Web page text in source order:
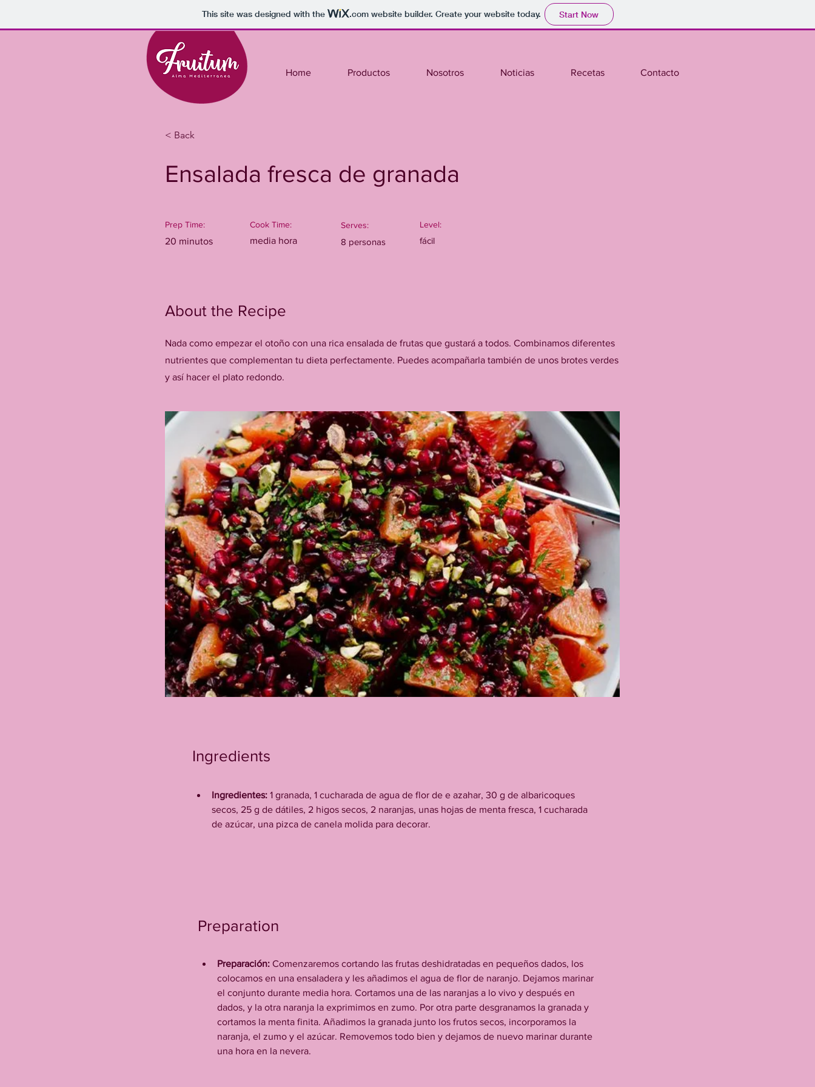
This site was designed with the .comwebsite builder. Create your website today. Start Now
Home Productos Nosotros Noticias Recetas Contacto
< Back
Ensalada fresca de granada
Prep Time:
20 minutos
Cook Time:
media hora
Serves:
8 personas
Level:
fácil
About the Recipe
Nada como empezar el otoño con una rica ensalada de frutas que gustará a todos. Combinamos diferentes
nutrientes que complementan tu dieta perfectamente. Puedes acompañarla también de unos brotes verdes
y así hacer el plato redondo.
Ingredients
Ingredientes: 1 granada, 1 cucharada de agua de flor de e azahar, 30 g de albaricoques
secos, 25 g de dátiles, 2 higos secos, 2 naranjas, unas hojas de menta fresca, 1 cucharada
de azúcar, una pizca de canela molida para decorar.
Preparation
Preparación: Comenzaremos cortando las frutas deshidratadas en pequeños dados, los
colocamos en una ensaladera y les añadimos el agua de flor de naranjo. Dejamos marinar
el conjunto durante media hora. Cortamos una de las naranjas a lo vivo y después en
dados, y la otra naranja la exprimimos en zumo. Por otra parte desgranamos la granada y
cortamos la menta finita. Añadimos la granada junto los frutos secos, incorporamos la
naranja, el zumo y el azúcar. Removemos todo bien y dejamos de nuevo marinar durante
una hora en la nevera.